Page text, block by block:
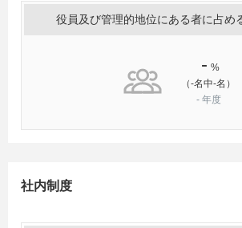
役員及び管理的地位にある者に占め
- %
（-名中-名）
- 年度
社内制度